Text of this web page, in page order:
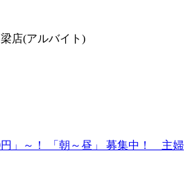
店(アルバイト)
円」～！ 「朝～昼」 募集中！ 主婦